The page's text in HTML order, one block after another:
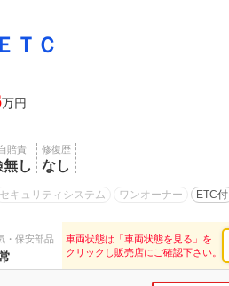
ＴＣ
万円
賠責
し
修復歴
なし
セキュリティシステム ワンオーナー ETC付
・保安部品
車両状態は「車両状態を見る」を
クリックし販売店にご確認下さい。